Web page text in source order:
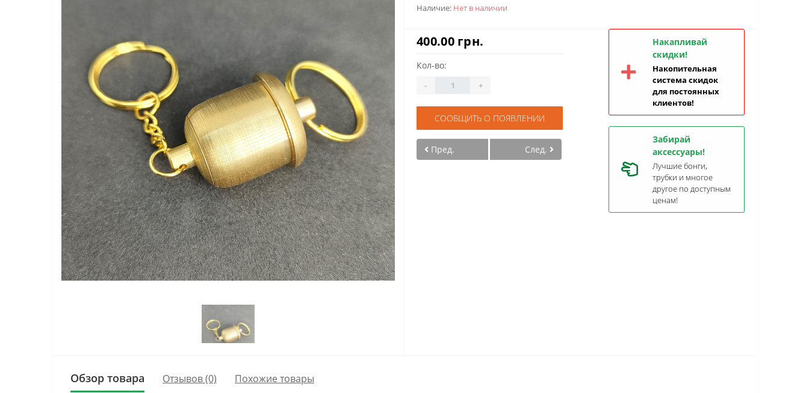
Наличие: Нет в наличии
400.00 грн.
Кол-во:
- +
СООБЩИТЬ О ПОЯВЛЕНИИ
Пред. След.
Накапливай
скидки!
Накопительная
система скидок
для постоянных
клиентов!
Забирай
аксессуары!
Лучшие бонги,
трубки и многое
другое по доступным
ценам!
Обзор товара Отзывов (0) Похожие товары